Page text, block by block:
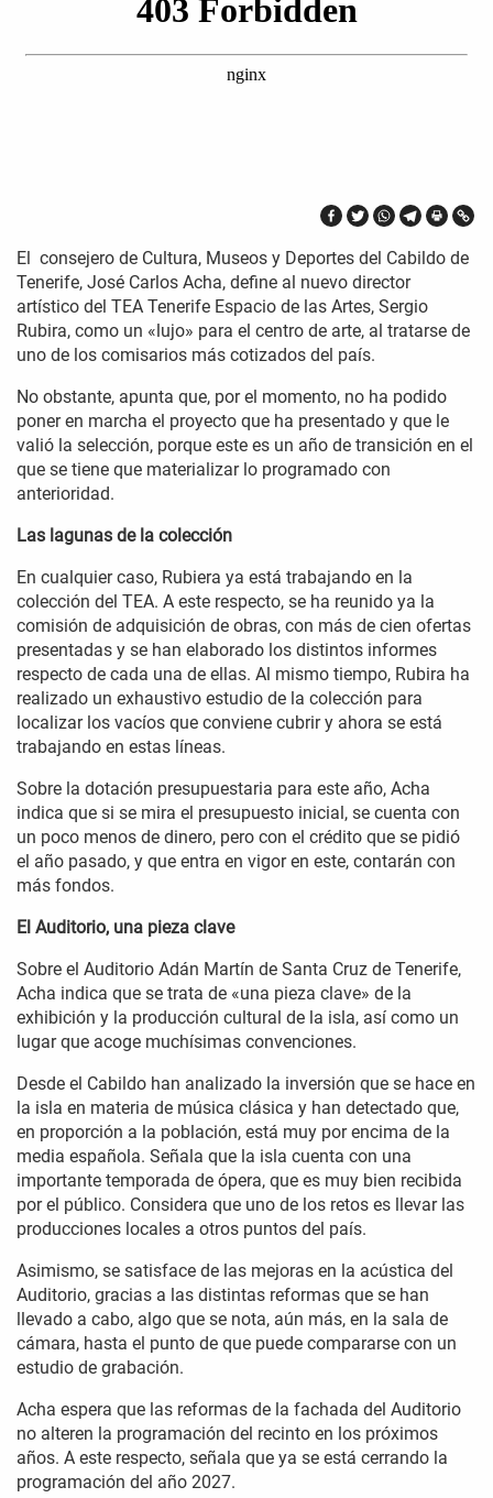
El consejero de Cultura, Museos y Deportes del Cabildo de
Tenerife, José Carlos Acha, define al nuevo director
artístico del TEA Tenerife Espacio de las Artes, Sergio
Rubira, como un «lujo» para el centro de arte, al tratarse de
uno de los comisarios más cotizados del país.
No obstante, apunta que, por el momento, no ha podido
poner en marcha el proyecto que ha presentado y que le
valió la selección, porque este es un año de transición en el
que se tiene que materializar lo programado con
anterioridad.
Las lagunas de la colección
En cualquier caso, Rubiera ya está trabajando en la
colección del TEA. A este respecto, se ha reunido ya la
comisión de adquisición de obras, con más de cien ofertas
presentadas y se han elaborado los distintos informes
respecto de cada una de ellas. Al mismo tiempo, Rubira ha
realizado un exhaustivo estudio de la colección para
localizar los vacíos que conviene cubrir y ahora se está
trabajando en estas líneas.
Sobre la dotación presupuestaria para este año, Acha
indica que si se mira el presupuesto inicial, se cuenta con
un poco menos de dinero, pero con el crédito que se pidió
el año pasado, y que entra en vigor en este, contarán con
más fondos.
El Auditorio, una pieza clave
Sobre el Auditorio Adán Martín de Santa Cruz de Tenerife,
Acha indica que se trata de «una pieza clave» de la
exhibición y la producción cultural de la isla, así como un
lugar que acoge muchísimas convenciones.
Desde el Cabildo han analizado la inversión que se hace en
la isla en materia de música clásica y han detectado que,
en proporción a la población, está muy por encima de la
media española. Señala que la isla cuenta con una
importante temporada de ópera, que es muy bien recibida
por el público. Considera que uno de los retos es llevar las
producciones locales a otros puntos del país.
Asimismo, se satisface de las mejoras en la acústica del
Auditorio, gracias a las distintas reformas que se han
llevado a cabo, algo que se nota, aún más, en la sala de
cámara, hasta el punto de que puede compararse con un
estudio de grabación.
Acha espera que las reformas de la fachada del Auditorio
no alteren la programación del recinto en los próximos
años. A este respecto, señala que ya se está cerrando la
programación del año 2027.